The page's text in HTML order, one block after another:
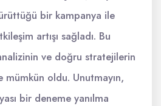
bir kampanya ile
artışı sağladı. Bu
ve doğru stratejilerin
oldu. Unutmayın,
bir deneme yanılma